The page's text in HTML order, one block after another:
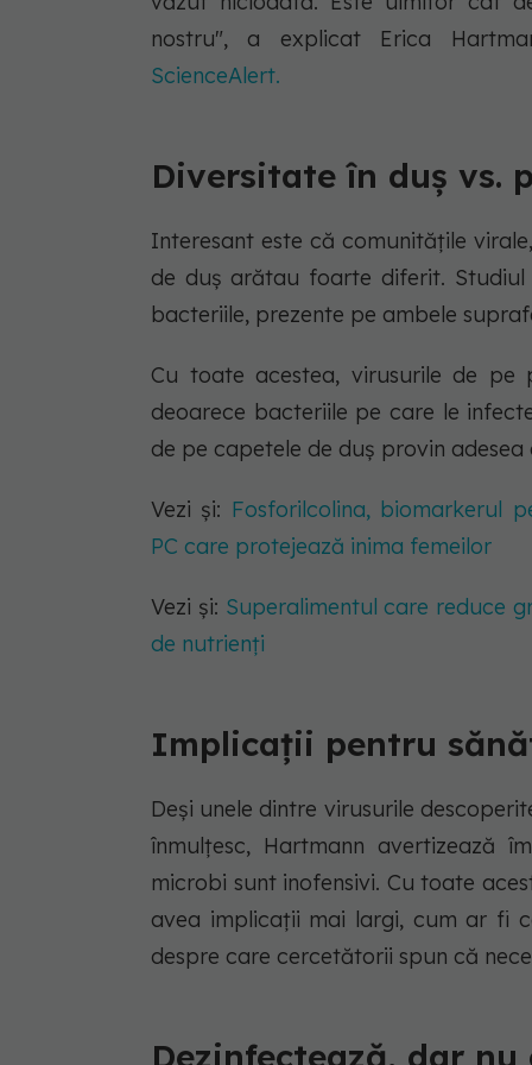
nostru", a explicat Erica
ScienceAlert.
Diversitate în duș vs.
Interesant este că comunitățile
de duș arătau foarte diferit.
bacteriile, prezente pe ambele
Cu toate acestea, virusurile de pe
deoarece bacteriile pe care le
de pe capetele de duș provin
Vezi și: Fosforilcolina, biomarkerul
PC care protejează inima femeilor
Vezi și: Superalimentul care reduce
de nutrienți
Implicații pentru
Deși unele dintre virusurile
înmulțesc, Hartmann avertizează
microbi sunt inofensivi. Cu toate
avea implicații mai largi, cum ar fi
despre care cercetătorii spun că
Dezinfectează, dar nu